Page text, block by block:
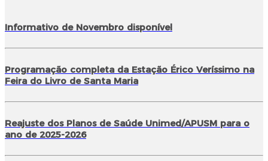
Informativo de Novembro disponível
Programação completa da Estação Érico Veríssimo na
Feira do Livro de Santa Maria
Reajuste dos Planos de Saúde Unimed/APUSM para o
ano de 2025-2026